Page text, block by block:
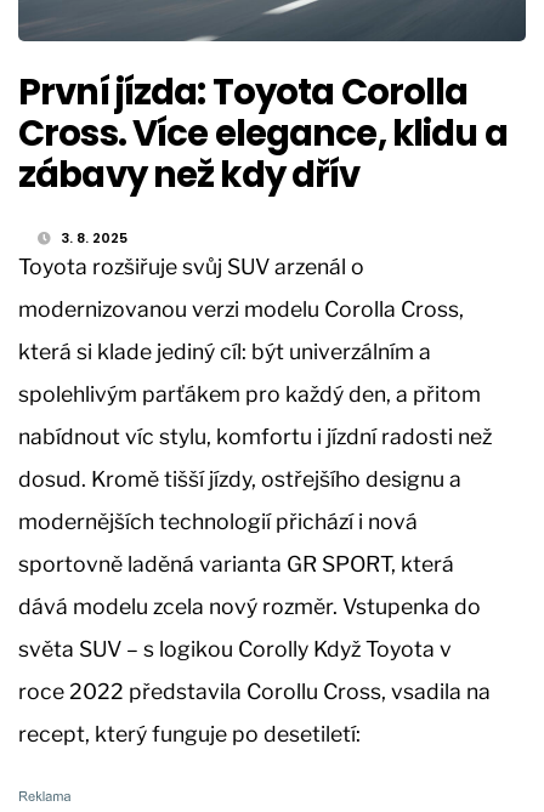
První jízda: Toyota Corolla
Cross. Více elegance, klidu a
zábavy než kdy dřív
3. 8. 2025
Toyota rozšiřuje svůj SUV arzenál o
modernizovanou verzi modelu Corolla Cross,
která si klade jediný cíl: být univerzálním a
spolehlivým parťákem pro každý den, a přitom
nabídnout víc stylu, komfortu i jízdní radosti než
dosud. Kromě tišší jízdy, ostřejšího designu a
modernějších technologií přichází i nová
sportovně laděná varianta GR SPORT, která
dává modelu zcela nový rozměr. Vstupenka do
světa SUV – s logikou Corolly Když Toyota v
roce 2022 představila Corollu Cross, vsadila na
recept, který funguje po desetiletí: